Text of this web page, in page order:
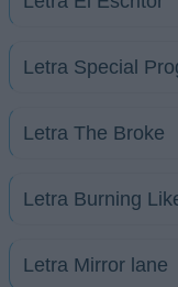
Letra Special
Letra The Broke
Letra Burning
Letra Mirror lane